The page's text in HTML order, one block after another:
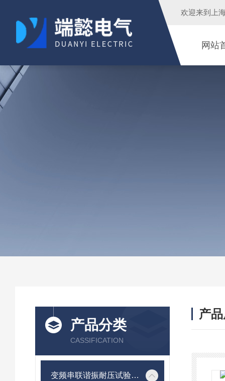
欢迎来到 上
网站
产品分类
CASSIFICATION
变频串联谐振耐压试验装置
产